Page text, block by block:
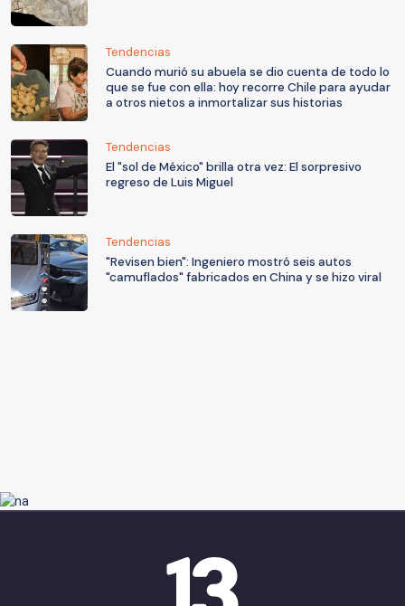
Tendencias
Cuando murió su abuela se dio cuenta de todo lo
que se fue con ella: hoy recorre Chile para ayudar
a otros nietos a inmortalizar sus historias
Tendencias
El "sol de México" brilla otra vez: El sorpresivo
regreso de Luis Miguel
Tendencias
"Revisen bien": Ingeniero mostró seis autos
"camuflados" fabricados en China y se hizo viral